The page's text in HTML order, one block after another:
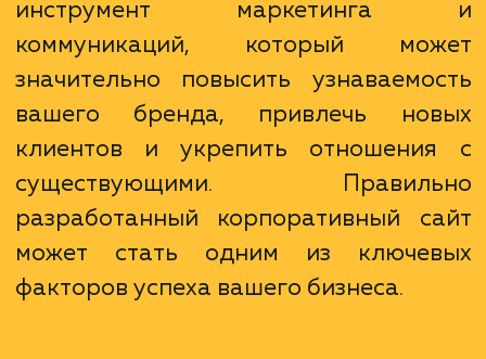
Корпоративный сайт - это не
интернете. Это
инструмент
коммуникаций, который
значительно повысить